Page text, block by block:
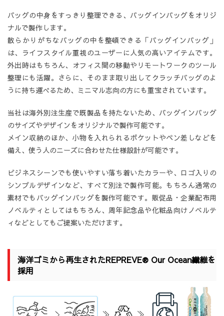
バッグの中身をすっきり整理できる、バッグインバッグをオリジ
ナルで製作します。
散らかりがちなバッグの中を整頓できる「バッグインバッグ」
は、ライフスタイル重視のユーザーに人気の高いアイテムです。
外出時はもちろん、オフィス間の移動やリモートワークのツール
整理にも活躍。さらに、そのまま取り出してクラッチバッグのよ
うに持ち運べるため、ミニマル志向の方にも重宝されています。
当社は海外別注生産で既製品を持たないため、バッグインバッグ
のサイズやデザインをオリジナルで製作可能です。
メイン収納のほか、小物を入れられるポケットやペン差しなどを
備え、使う人のニーズに合わせた仕様設計が可能です。
ビジネスシーンでも使いやすい落ち着いたカラーや、ロゴ入りの
シンプルデザインなど、すべて別注で製作可能。もちろん通常の
素材でもバッグインバッグを製作可能です。販促品・企業配布用
ノベルティとしてはもちろん、周年記念品や化粧品向けノベルテ
ィなどとしてもご提案いただけます。
海洋ゴミから再生されたREPREVE® Our Ocean繊維を
採用